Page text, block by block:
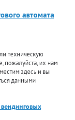
автомата
техническую
пожалуйста, их нам
здесь и вы
данными